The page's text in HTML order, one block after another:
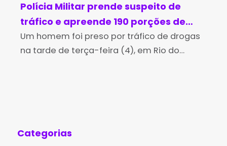
Polícia Militar prende suspeito de
tráfico e apreende 190 porções de
cocaína em Rio do Pires
Um homem foi preso por tráfico de drogas
na tarde de terça-feira (4), em Rio do
Categorias